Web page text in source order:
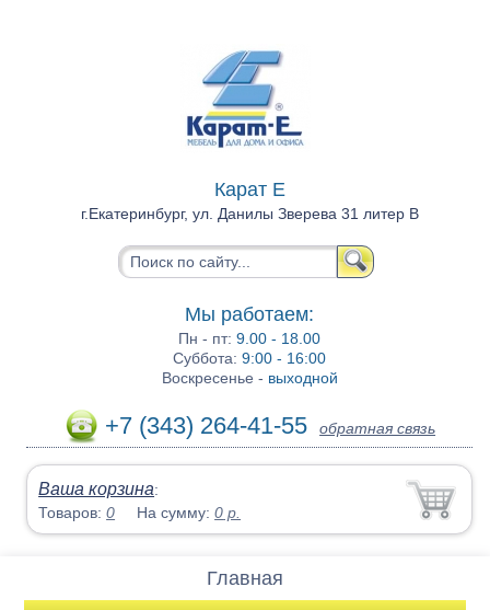
Карат Е
г.Екатеринбург, ул. Данилы Зверева 31 литер В
Мы работаем:
Пн - пт:9.00 - 18.00
Суббота:9:00 - 16:00
Воскресенье - выходной
+7 (343) 264-41-55 обратная связь
Ваша корзина:
Товаров:0 На сумму:0 р.
Главная